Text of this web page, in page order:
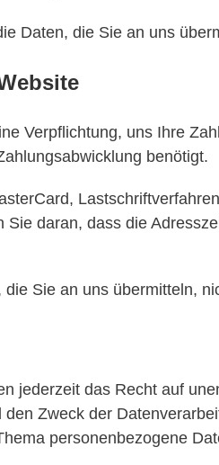
Daten, die Sie an uns
Verpflichtung, uns Ihre
benötigt.
daran, dass die
Sie an uns übermitteln,
jederzeit das Recht auf
Zweck der
personenbezogene